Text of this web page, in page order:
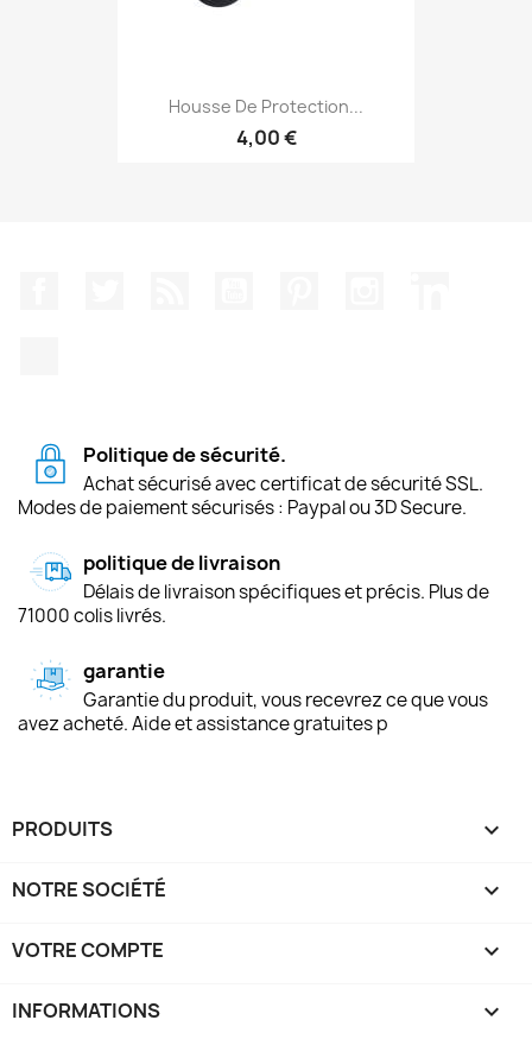
Housse De Protection...
4,00 €
Politique de sécurité.
Achat sécurisé avec certificat de sécurité SSL.
Modes de paiement sécurisés : Paypal ou 3D Secure.
politique de livraison
Délais de livraison spécifiques et précis. Plus de
71000 colis livrés.
garantie
Garantie du produit, vous recevrez ce que vous
avez acheté. Aide et assistance gratuites p
PRODUITS 
NOTRE SOCIÉTÉ 
VOTRE COMPTE 
INFORMATIONS keyboard_arrow_down